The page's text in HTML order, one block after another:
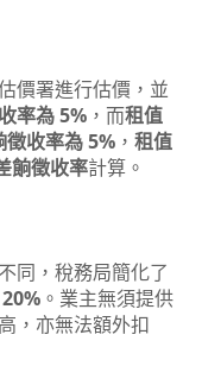
價署進行估價，並
率為 5% ，而租值
收率為 5% ， 租值
餉徵收率計算。
同，稅務局簡化了
。業主無須提供
，亦無法額外扣